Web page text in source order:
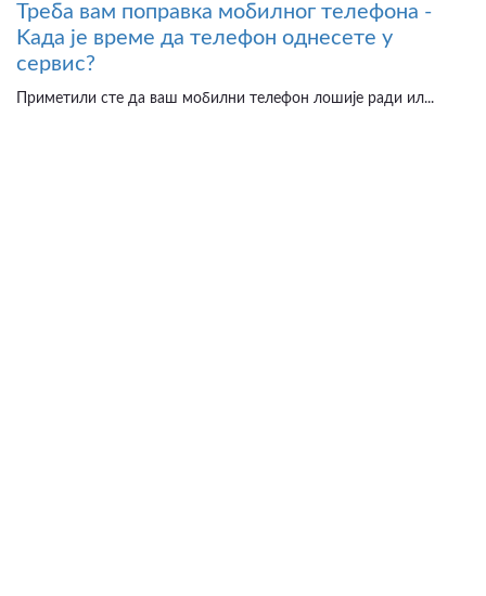
Треба вам поправка мобилног телефона -
Kада је време да телефон однесете у
сервис?
Приметили сте да ваш мобилни телефон лошије ради ил...